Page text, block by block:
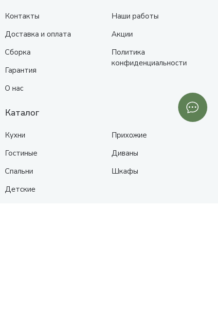
Контакты
Доставка и оплата
Сборка
Гарантия
О нас
Наши работы
Акции
Политика
конфиденциальности
Каталог
Кухни
Гостиные
Спальни
Детские
Прихожие
Диваны
Шкафы